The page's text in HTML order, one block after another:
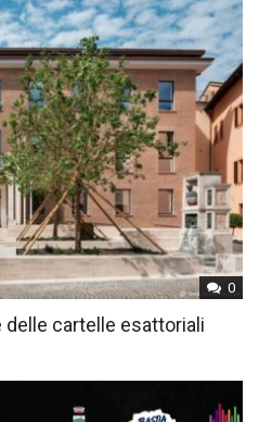
0
cartelle esattoriali